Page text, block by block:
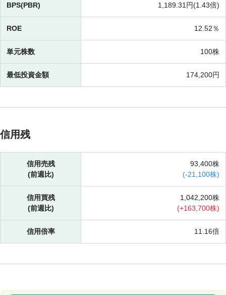
BPS(PBR) 1,189.31円(1.43倍)
ROE 12.52％
単元株数 100株
最低投資金額 174,200円
信用残
信用売残
(前週比)
93,400株
(-21,100株)
信用買残
(前週比)
1,042,200株
(+163,700株)
信用倍率 11.16倍